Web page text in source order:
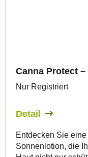
Canna Protect
Nur Registriert
Detail
Entdecken Sie eine
Sonnenlotion, die